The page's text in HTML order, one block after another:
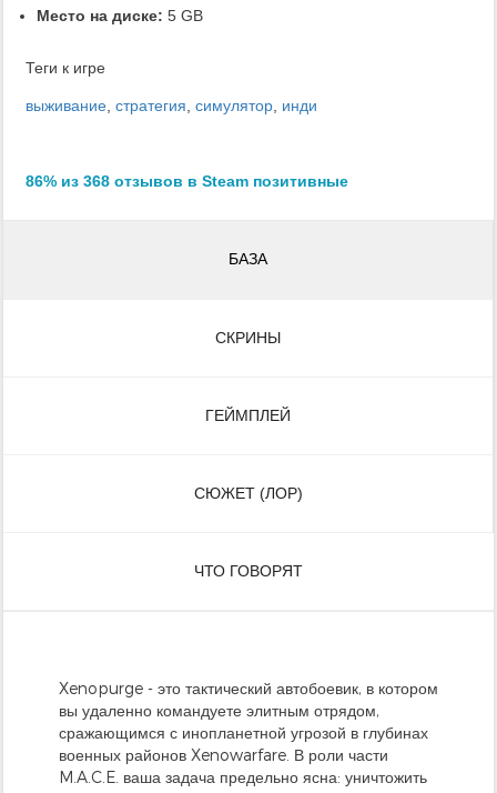
Место на диске: 5 GB
Теги к игре
выживание стратегия симулятор инди
86% из 368 отзывов в Steam позитивные
БАЗА
СКРИНЫ
ГЕЙМПЛЕЙ
СЮЖЕТ (ЛОР)
ЧТО ГОВОРЯТ
Xenopurge - это тактический автобоевик, в котором
вы удаленно командуете элитным отрядом,
сражающимся с инопланетной угрозой в глубинах
военных районов Xenowarfare. В роли части
M.A.C.E. ваша задача предельно ясна: уничтожить